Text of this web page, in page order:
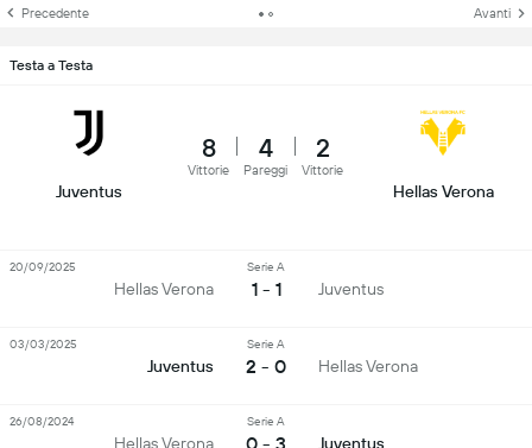
Precedente Avanti
Testa a Testa
Juventus
8
Vittorie
4
Pareggi
2
Vittorie
Hellas Verona
Hellas Verona
Serie A
1 - 1 Juventus
20/09/2025
Juventus
Serie A
2 - 0 Hellas Verona
03/03/2025
Hellas Verona
Serie A
0 - 3 Juventus
26/08/2024